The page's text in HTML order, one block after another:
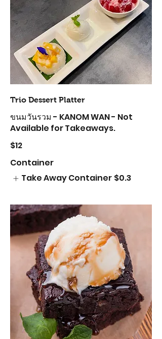
Trio Dessert Platter
ขนมวันรวม - KANOM WAN - Not
Available for Takeaways.
$12
Container
Take Away Container $0.3